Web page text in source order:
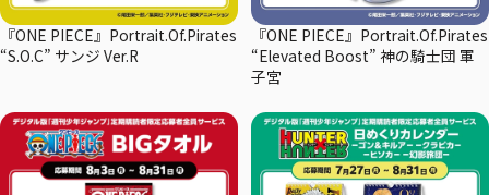
『ONE PIECE』Portrait.Of.Pirates
“S.O.C” サンジ Ver.R
『ONE PIECE』Portrait.Of.Pirates
“Elevated Boost” 神の騎士団 軍
子宮